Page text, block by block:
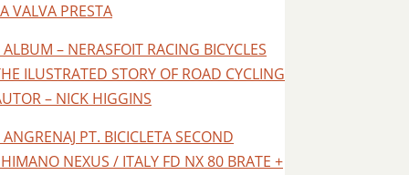
VALVA PRESTA
ALBUM – NERASFOIT RACING BICYCLES
ILUSTRATED STORY OF ROAD CYCLING
– NICK HIGGINS
ANGRENAJ PT. BICICLETA SECOND
NEXUS / ITALY FD NX 80 BRATE +